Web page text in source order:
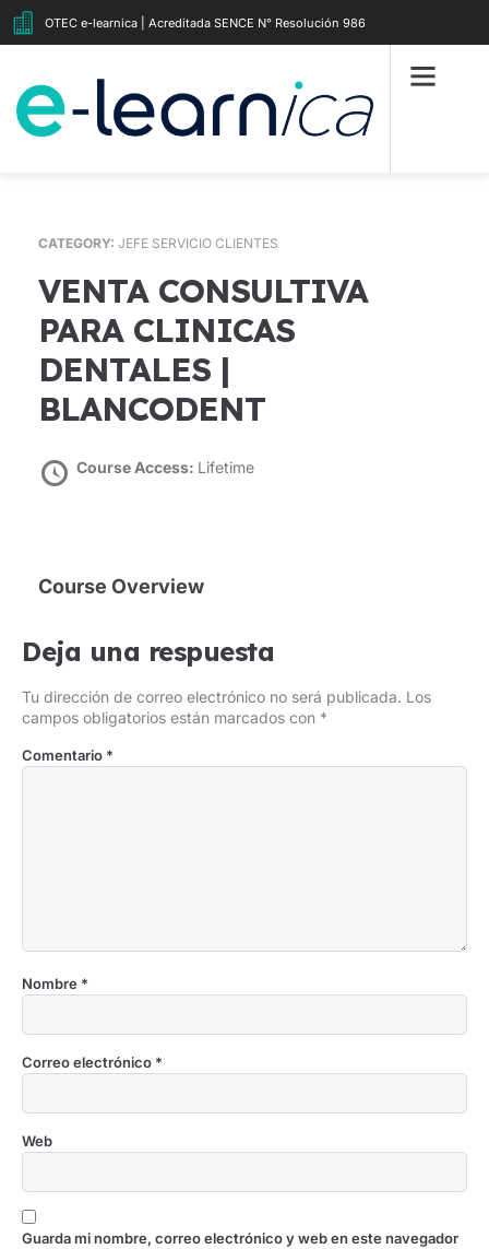
OTEC e-learnica | Acreditada SENCE N° Resolución 986
CATEGORY: JEFE SERVICIO CLIENTES
VENTA CONSULTIVA
PARA CLINICAS
DENTALES |
BLANCODENT
Course Access: Lifetime
Course Overview
Deja una respuesta
Tu dirección de correo electrónico no será publicada. Los
campos obligatorios están marcados con *
Comentario *
Nombre *
Correo electrónico *
Web
Guarda mi nombre, correo electrónico y web en este navegador